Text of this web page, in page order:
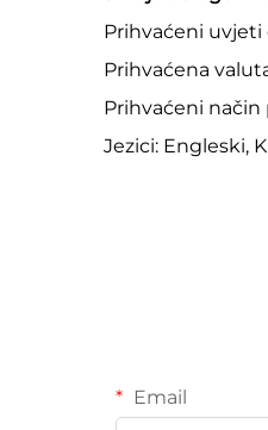
Prihvaćeni uvjeti
Prihvaćena
Prihvaćeni način
Jezici: Engleski,
Email